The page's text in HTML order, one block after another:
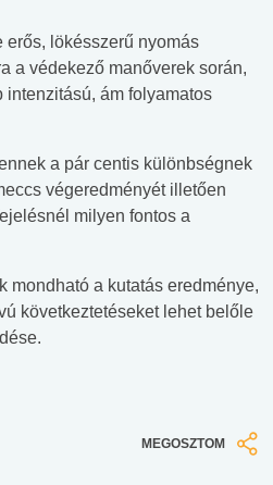
erős, lökésszerű nyomás
a védekező manőverek során,
intenzitású, ám folyamatos
a pár centis különbségnek
végeredményét illetően
milyen fontos a
mondható a kutatás eredménye,
következtetéseket lehet belőle
MEGOSZTOM